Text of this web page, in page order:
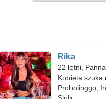
Rika
22 letni, Panna
Kobieta szuka
Probolinggo,